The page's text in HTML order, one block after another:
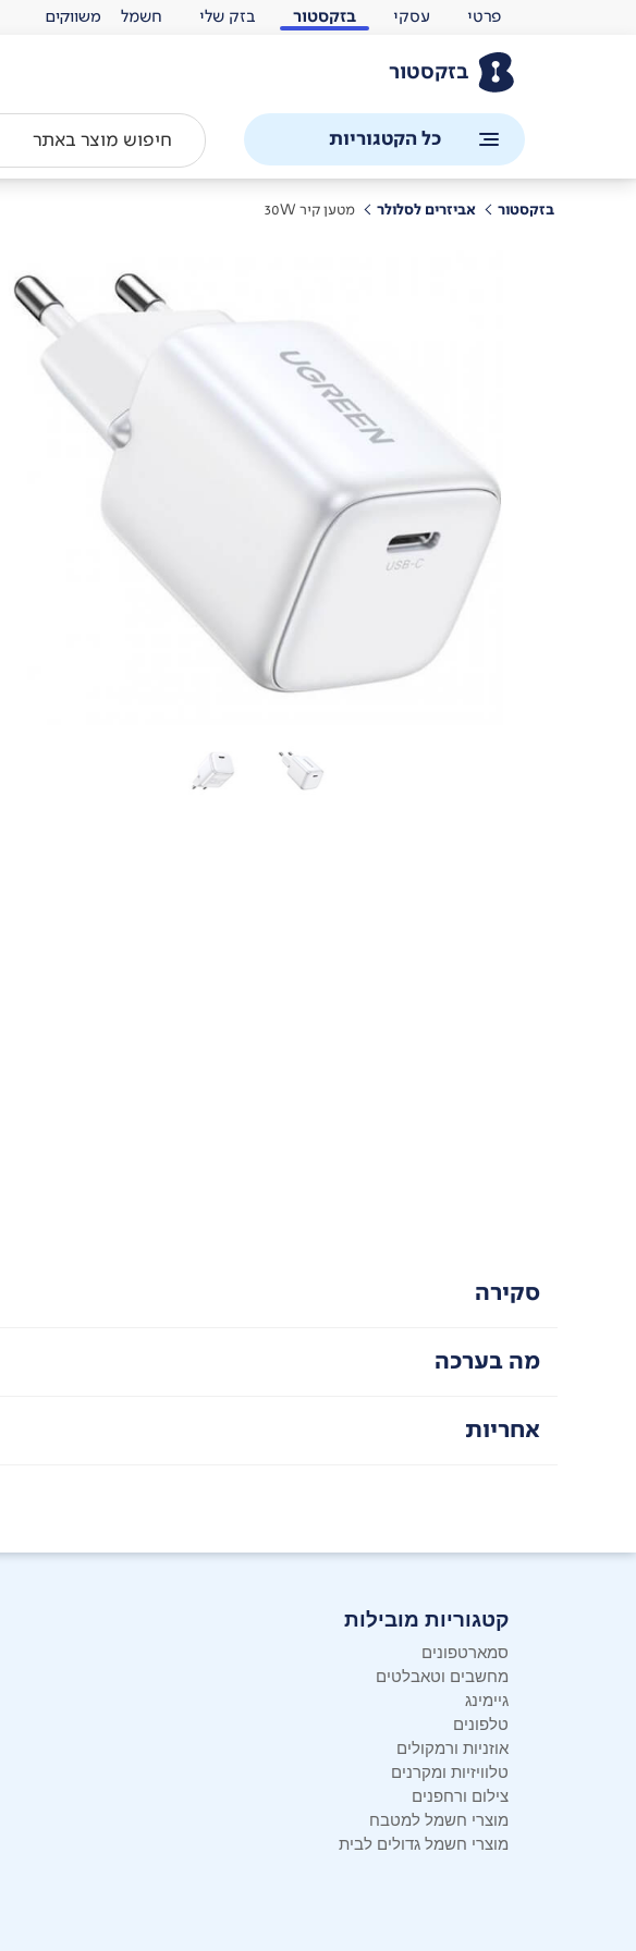
פרטי עסקי בזקסטור בזק שלי חשמל
בזקסטור
כל הקטגוריות
בזקסטור אביזרים לסלולר מטען קיר 30W
סקירה
מה בערכה
אחריות
קטגוריות מובילות
סמארטפונים
מחשבים וטאבלטים
גיימינג
טלפונים
אוזניות ורמקולים
טלוויזיות ומקרנים
צילום ורחפנים
מוצרי חשמל למטבח
מוצרי חשמל גדולים לבית
משווקים